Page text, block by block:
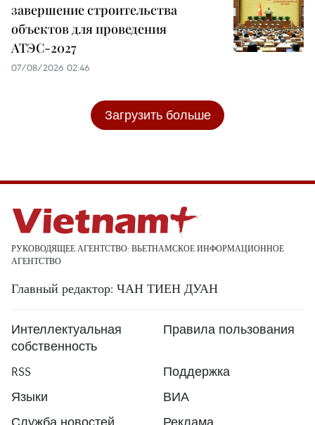
завершение строительства
объектов для проведения
АТЭС-2027
07/08/2026 02:46
Загрузить больше
РУКОВОДЯЩЕЕ АГЕНТСТВО: ВЬЕТНАМСКОЕ ИНФОРМАЦИОННОЕ
АГЕНТСТВО
Главный редактор: ЧАН ТИЕН ДУАН
Интеллектуальная
собственность
Правила пользования
RSS
Поддержка
Языки
ВИА
Служба новостей
Реклама